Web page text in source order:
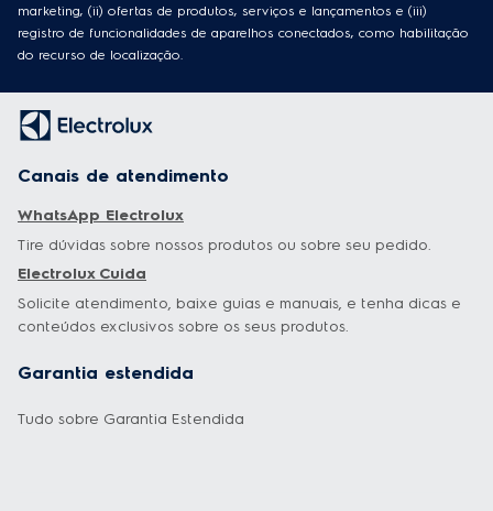
marketing, (ii) ofertas de produtos, serviços e lançamentos e (iii)
registro de funcionalidades de aparelhos conectados, como habilitação
do recurso de localização.
Canais de atendimento
WhatsApp Electrolux
Tire dúvidas sobre nossos produtos ou sobre seu pedido.
Electrolux Cuida
Solicite atendimento, baixe guias e manuais, e tenha dicas e
conteúdos exclusivos sobre os seus produtos.
Garantia estendida
Tudo sobre Garantia Estendida